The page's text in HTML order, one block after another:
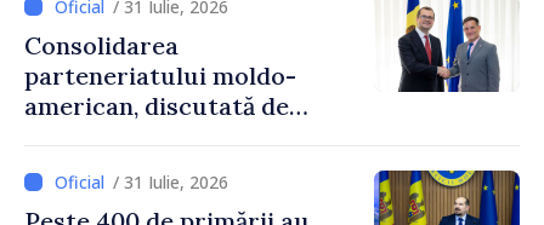
/ 31 Iulie, 2026
Consolidarea
parteneriatului moldo-
american, discutată de
și însărcinatul cu afaceri al
SUA, Nick Pietrowicz
/ 31 Iulie, 2026